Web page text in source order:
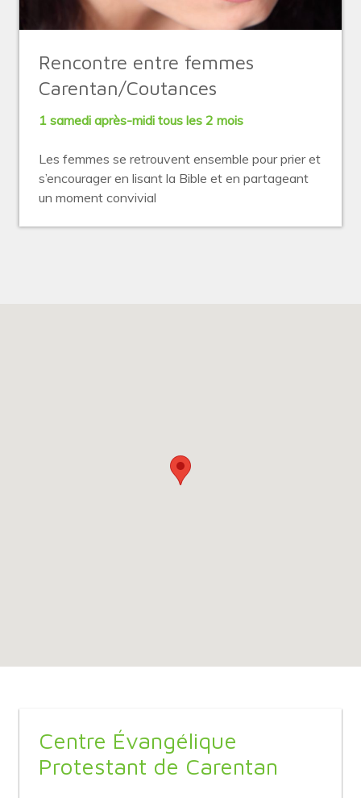
Rencontre entre femmes
Carentan/Coutances
1 samedi après-midi tous les 2 mois
Les femmes se retrouvent ensemble pour prier et
s’encourager en lisant la Bible et en partageant
un moment convivial
Centre Évangélique
Protestant de Carentan